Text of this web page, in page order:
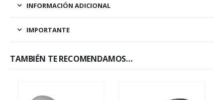
INFORMACIÓN ADICIONAL
IMPORTANTE
TAMBIÉN TE RECOMENDAMOS…